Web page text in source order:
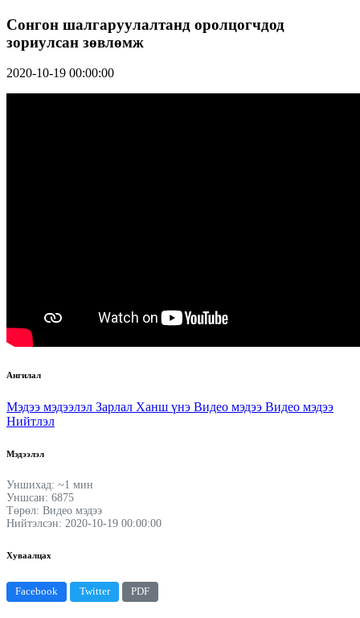
Сонгон шалгаруулалтанд оролцогчдод
зориулсан зөвлөмж
2020-10-19 00:00:00
Ангилал
Мэдээ мэдээлэл Зарлал Ханш үнэ Видео мэдээ Видео мэдээ
Нийтлэл
Мэдээлэл
Уншихад: ~1 мин
Уншсан: 6875
Төрөл: Видео мэдээ
Нийтэлсэн: 2020-10-19 00:00:00
Хуваалцах
Facebook Twitter PDF